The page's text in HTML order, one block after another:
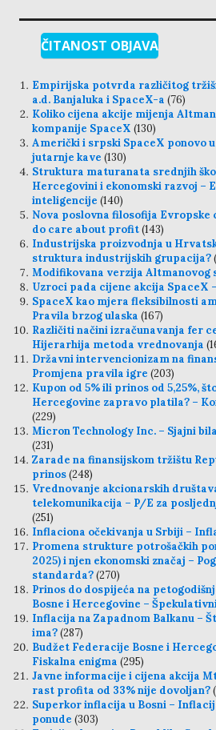
ČITANOST OBJAVA
Empirijska potvrda različitog
a.d. Banjaluka i SpaceX-a (76)
Koliko cijena akcije mijenja
kompanije SpaceX (130)
Američki i srpski SpaceX ponovo
jutarnje kave (130)
Struktura maturanata srednjih
Hercegovini i ekonomski razvoj –
inteligencije (140)
Nova poslovna filosofija Evropske
do care about profit(143)
Industrijska proizvodnja u
struktura industrijskih grupacija?
Modifikovana verzija Altmanovog
Uzroci pada cijene akcija SpaceX
SpaceX kao mjera fleksibilnosti
Pravila brzog ulaska (167)
Različiti načini izračunavanja fer
Hijerarhija metoda vrednovanja
Državni intervencionizam na
Promjena pravila igre (203)
Kupon od 5% ili prinos od 5,25%,
Hercegovine zapravo platila? –
(229)
Micron Technology Inc. – Sjajni
(231)
Zarade na finansijskom tržištu
prinos(248)
Vrednovanje akcionarskih
telekomunikacija – P/E za
(251)
Inflaciona očekivanja u Srbiji –
Promena strukture potrošačkih
2025) i njen ekonomski značaj –
standarda?(270)
Prinos do dospijeća na
Bosne i Hercegovine –
Inflacija na Zapadnom Balkanu –
ima?(287)
Budžet Federacije Bosne i
Fiskalna enigma (295)
Javne informacije i cijena akcija
rast profita od 33% nije dovoljan?
Superkor inflacija u Bosni –
ponude (303)